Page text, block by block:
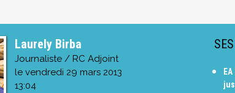
Laurely Birba
Journaliste / RC Adjoint
le vendredi 29 mars 2013
13:04